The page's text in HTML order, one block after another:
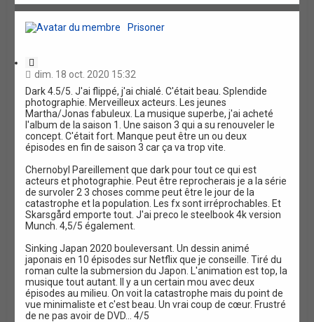
u
Prisoner
i
a
t
i
o
n
dim. 18 oct. 2020 15:32
Dark 4.5/5. J'ai flippé, j'ai chialé. C'était beau. Splendide
photographie. Merveilleux acteurs. Les jeunes
Martha/Jonas fabuleux. La musique superbe, j'ai acheté
l'album de la saison 1. Une saison 3 qui a su renouveler le
concept. C'était fort. Manque peut être un ou deux
épisodes en fin de saison 3 car ça va trop vite.
Chernobyl Pareillement que dark pour tout ce qui est
acteurs et photographie. Peut être reprocherais je a la série
de survoler 2 3 choses comme peut être le jour de la
catastrophe et la population. Les fx sont irréprochables. Et
Skarsgård emporte tout. J'ai preco le steelbook 4k version
Munch. 4,5/5 également.
Sinking Japan 2020 bouleversant. Un dessin animé
japonais en 10 épisodes sur Netflix que je conseille. Tiré du
roman culte la submersion du Japon. L'animation est top, la
musique tout autant. Il y a un certain mou avec deux
épisodes au milieu. On voit la catastrophe mais du point de
vue minimaliste et c'est beau. Un vrai coup de cœur. Frustré
de ne pas avoir de DVD... 4/5